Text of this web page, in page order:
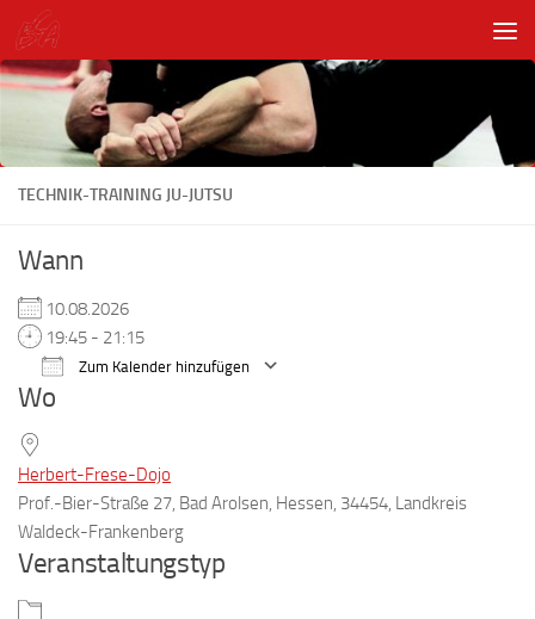
Unter dem Inhalt
TECHNIK-TRAINING JU-JUTSU
Wann
10.08.2026
19:45 - 21:15
Zum Kalender hinzufügen
Wo
Herbert-Frese-Dojo
Prof.-Bier-Straße 27, Bad Arolsen, Hessen, 34454, Landkreis
Waldeck-Frankenberg
Veranstaltungstyp